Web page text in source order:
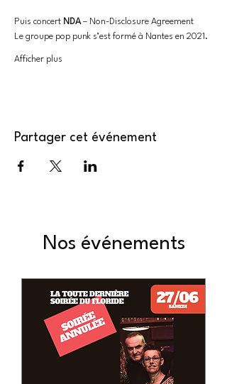
Puis concert NDA – Non-Disclosure Agreement
Le groupe pop punk s’est formé à Nantes en 2021.
Afficher plus
Partager cet événement
Nos événements